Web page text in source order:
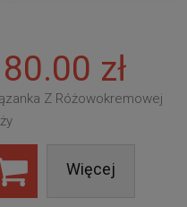
zł
Z Różowokremowej
Więcej